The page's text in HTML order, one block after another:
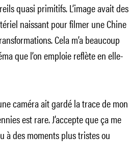
quasi primitifs. L’image avait des
naissant pour filmer une Chine
Cela m’a beaucoup
que l’on emploie reflète en elle-
caméra ait gardé la trace de mon
est rare. J’accepte que ça me
à des moments plus tristes ou